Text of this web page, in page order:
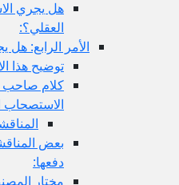
هل يجري
العقلي؟:
الأمر الرابع:
توضيح هذا
كلام صاحب
الاستصحاب
بعض
دفعها:
مختار